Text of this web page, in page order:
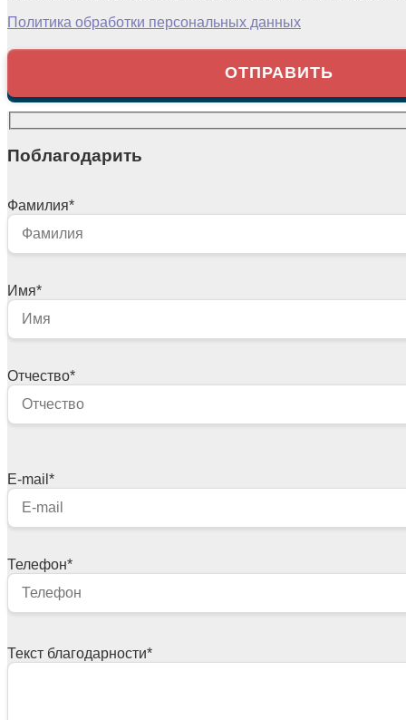
Политика обработки персональных данных
Поблагодарить
Фамилия*
Имя*
Отчество*
E-mail *
Телефон*
Текст благодарности*